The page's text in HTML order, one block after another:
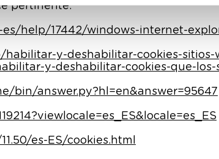
pertinente:
help/17442/windows-internet-
y-deshabilitar-cookies-sitios-
y-deshabilitar-cookies-que-los-
bin/answer.py?hl=en&answer=95647
es-ES/cookies.html